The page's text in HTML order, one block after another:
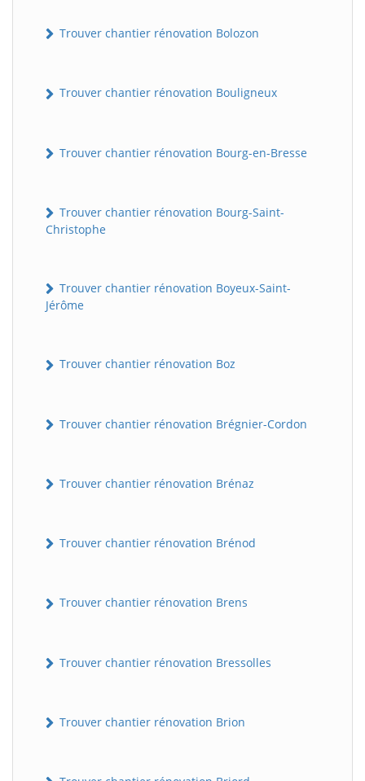
Trouver chantier rénovation Bolozon
Trouver chantier rénovation Bouligneux
Trouver chantier rénovation Bourg-en-Bresse
Trouver chantier rénovation Bourg-Saint-
Christophe
Trouver chantier rénovation Boyeux-Saint-
Jérôme
Trouver chantier rénovation Boz
Trouver chantier rénovation Brégnier-Cordon
Trouver chantier rénovation Brénaz
Trouver chantier rénovation Brénod
Trouver chantier rénovation Brens
Trouver chantier rénovation Bressolles
Trouver chantier rénovation Brion